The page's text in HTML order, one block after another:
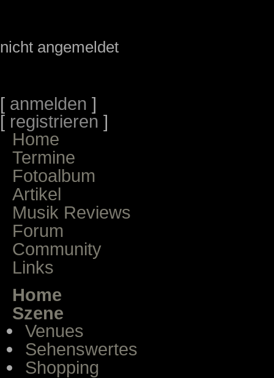
nicht angemeldet
[ anmelden ]
[ registrieren ]
Home
Termine
Fotoalbum
Artikel
Musik Reviews
Forum
Community
Links
Home
Szene
Venues
Sehenswertes
Shopping